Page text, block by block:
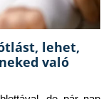
lehet,
való